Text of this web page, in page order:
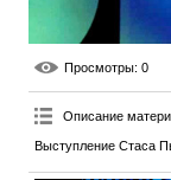
Просмотры: 0
Описание
Выступление Стаса